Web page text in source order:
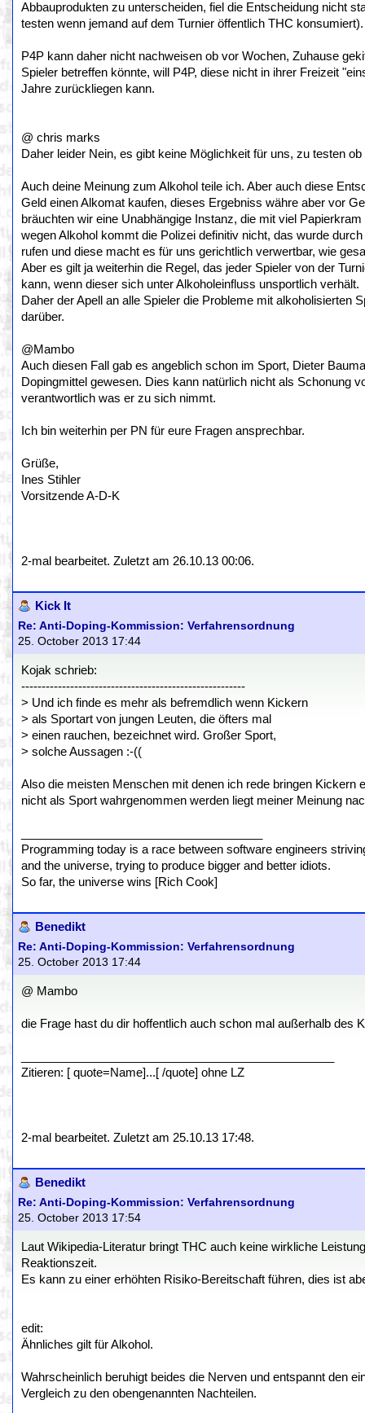
Abbauprodukten zu unterscheiden, fiel die Entscheidung nicht
testen wenn jemand auf dem Turnier öffentlich THC konsumiert).
P4P kann daher nicht nachweisen ob vor Wochen, Zuhause
Spieler betreffen könnte, will P4P, diese nicht in ihrer Freizeit
Jahre zurückliegen kann.
@ chris marks
Daher leider Nein, es gibt keine Möglichkeit für uns, zu testen
Auch deine Meinung zum Alkohol teile ich. Aber auch diese
Geld einen Alkomat kaufen, dieses Ergebniss währe aber vor
bräuchten wir eine Unabhängige Instanz, die mit viel
wegen Alkohol kommt die Polizei definitiv nicht, das wurde
rufen und diese macht es für uns gerichtlich verwertbar, wie
Aber es gilt ja weiterhin die Regel, das jeder Spieler von der
kann, wenn dieser sich unter Alkoholeinfluss unsportlich verhält.
Daher der Apell an alle Spieler die Probleme mit alkoholisierten
darüber.
@Mambo
Auch diesen Fall gab es angeblich schon im Sport, Dieter
Dopingmittel gewesen. Dies kann natürlich nicht als Schonung
verantwortlich was er zu sich nimmt.
Ich bin weiterhin per PN für eure Fragen ansprechbar.
Grüße,
Ines Stihler
Vorsitzende A-D-K
2-mal bearbeitet. Zuletzt am 26.10.13 00:06.
Kick It
Re: Anti-Doping-Kommission: Verfahrensordnung
25. October 2013 17:44
Kojak schrieb:
-------------------------------------------------------
> Und ich finde es mehr als befremdlich wenn Kickern
> als Sportart von jungen Leuten, die öfters mal
> einen rauchen, bezeichnet wird. Großer Sport,
> solche Aussagen :-((
Also die meisten Menschen mit denen ich rede bringen Kickern
nicht als Sport wahrgenommen werden liegt meiner Meinung
Programming today is a race between software engineers
and the universe, trying to produce bigger and better idiots.
So far, the universe wins [Rich Cook]
Benedikt
Re: Anti-Doping-Kommission: Verfahrensordnung
25. October 2013 17:44
@ Mambo
die Frage hast du dir hoffentlich auch schon mal außerhalb des
Zitieren: [ quote=Name]...[ /quote] ohne LZ
2-mal bearbeitet. Zuletzt am 25.10.13 17:48.
Benedikt
Re: Anti-Doping-Kommission: Verfahrensordnung
25. October 2013 17:54
Laut Wikipedia-Literatur bringt THC auch keine wirkliche
Reaktionszeit.
Es kann zu einer erhöhten Risiko-Bereitschaft führen, dies ist
edit:
Ähnliches gilt für Alkohol.
Wahrscheinlich beruhigt beides die Nerven und entspannt den
Vergleich zu den obengenannten Nachteilen.